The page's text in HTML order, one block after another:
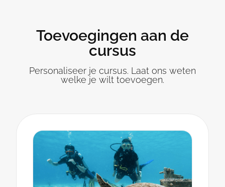
Toevoegingen aan de
cursus
Personaliseer je cursus. Laat ons weten
welke je wilt toevoegen.